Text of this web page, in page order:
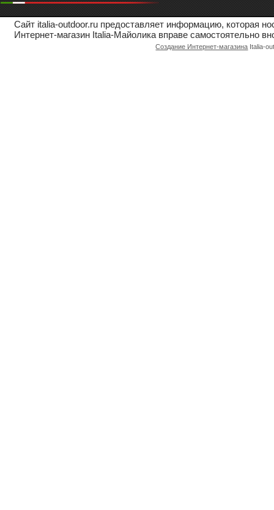
Сайт italia-outdoor.ru предоставляет информацию, которая
Интернет-магазин Italia-Майолика вправе самостоятельно
Создание Интернет-магазина Italia-